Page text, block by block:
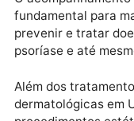
para a